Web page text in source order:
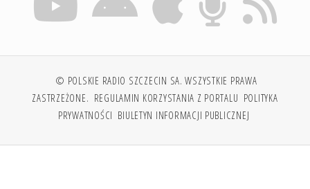
© POLSKIE RADIO SZCZECIN SA. WSZYSTKIE PRAWA
ZASTRZEŻONE. REGULAMIN KORZYSTANIA Z PORTALU POLITYKA
PRYWATNOŚCI BIULETYN INFORMACJI PUBLICZNEJ